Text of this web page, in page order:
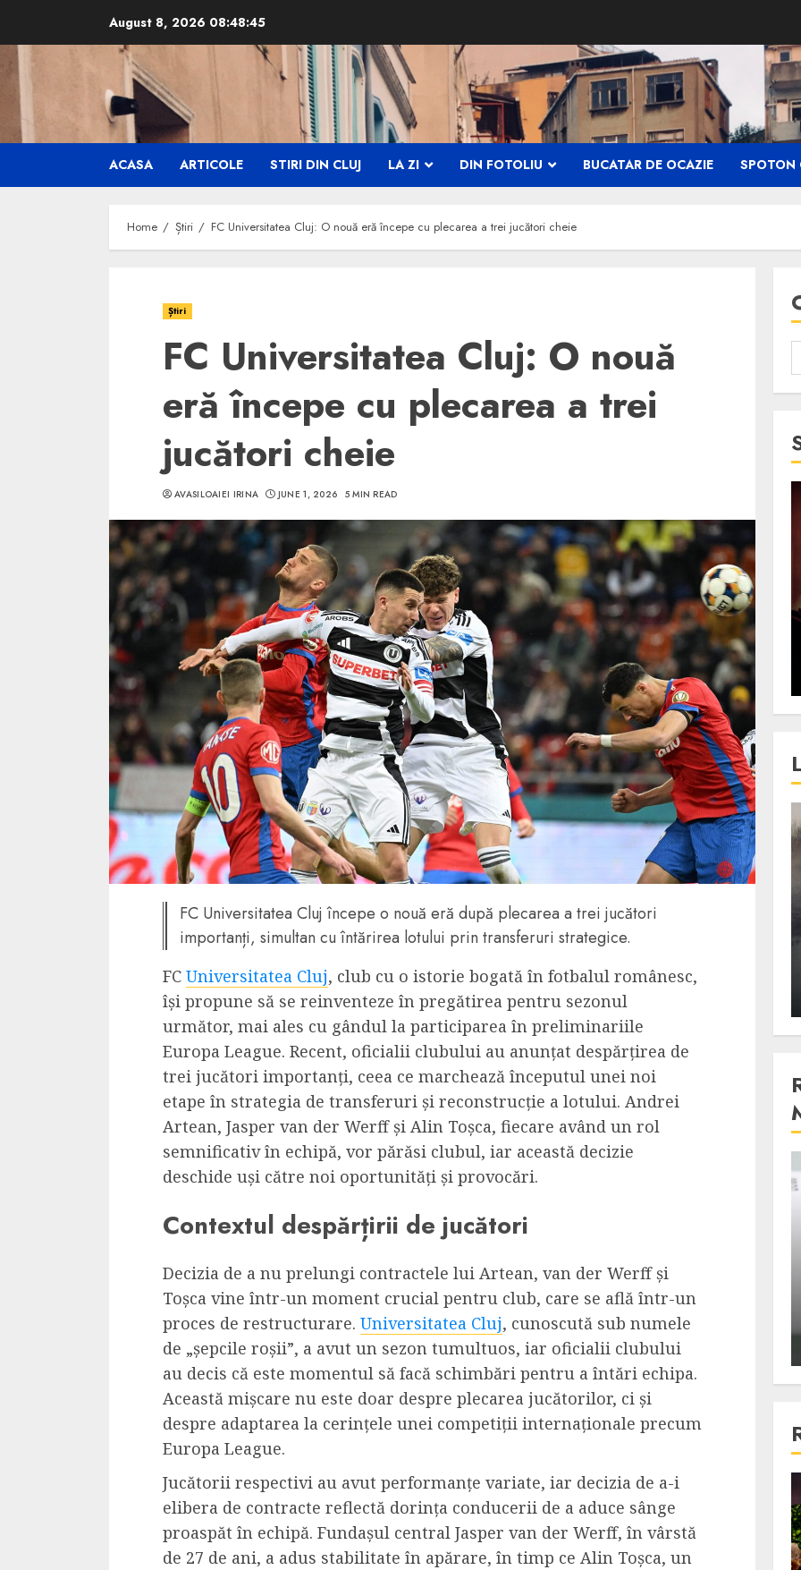
content
August 8, 2026 08:48:47
ACASA ARTICOLE STIRI DIN CLUJ LA ZI DIN FOTOLIU BUCATAR DE OCAZIE SPOTON
Home Știri FC Universitatea Cluj: O nouă eră începe cu plecarea a trei jucători cheie
Știri
FC Universitatea Cluj: O nouă
eră începe cu plecarea a trei
jucători cheie
AVASILOAIEI IRINA JUNE 1, 2026 5 MIN READ
FC Universitatea Cluj începe o nouă eră după plecarea a trei jucători
importanți, simultan cu întărirea lotului prin transferuri strategice.
FC Universitatea Cluj, club cu o istorie bogată în fotbalul românesc,
își propune să se reinventeze în pregătirea pentru sezonul
următor, mai ales cu gândul la participarea în preliminariile
Europa League. Recent, oficialii clubului au anunțat despărțirea de
trei jucători importanți, ceea ce marchează începutul unei noi
etape în strategia de transferuri și reconstrucție a lotului. Andrei
Artean, Jasper van der Werff și Alin Toșca, fiecare având un rol
semnificativ în echipă, vor părăsi clubul, iar această decizie
deschide uși către noi oportunități și provocări.
Contextul despărțirii de jucători
Decizia de a nu prelungi contractele lui Artean, van der Werff și
Toșca vine într-un moment crucial pentru club, care se află într-un
proces de restructurare. Universitatea Cluj, cunoscută sub numele
de „șepcile roșii”, a avut un sezon tumultuos, iar oficialii clubului
au decis că este momentul să facă schimbări pentru a întări echipa.
Această mișcare nu este doar despre plecarea jucătorilor, ci și
despre adaptarea la cerințele unei competiții internaționale precum
Europa League.
Jucătorii respectivi au avut performanțe variate, iar decizia de a-i
elibera de contracte reflectă dorința conducerii de a aduce sânge
proaspăt în echipă. Fundașul central Jasper van der Werff, în vârstă
de 27 de ani, a adus stabilitate în apărare, în timp ce Alin Toșca, un
5 min read
SpotOn Cluj
Ce poti vizita in jurul
Clujului cand te afli intr-un
weekend prelungit in
“Orasul Comoara”?
ALEXANDRU S. MAY 31, 2023
SpotOn Cluj
Festivalurile Clujului. De
ce atrage Clujul tinerii si
pe cei mai in varsta an de
an?
ALEXANDRU S. DECEMBER 13, 2023
4 min read
Razboiul din Gaza, scanteia
fatala pentru Orientul
Mijlociu?
ALEXANDRU S. NOVEMBER 1, 2023
3 min read
Lumina ar putea contribui
si ea la evaporarea apei in
natura
ALEXANDRU S. DECEMBER 27, 2023
3 min read
Din fotoliu
Dungeons & Dragons:
Onoare printre hoti, un
film ca un joc care te
cucereste de la primele
cadre
ALEXANDRU S. MAY 17, 2023
4 min read
reusit sa se ridice la
nivelul asteptarilor
publicului si criticilor
ALEXANDRU S. DECEMBER 6, 2023
4 min read 4 min read
Bucatar de ocazie